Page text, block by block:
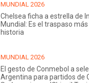
MUNDIAL 2026
Chelsea ficha a estrella de
Mundial: Es el traspaso
historia
MUNDIAL 2026
El gesto de Conmebol a
Argentina para partidos de